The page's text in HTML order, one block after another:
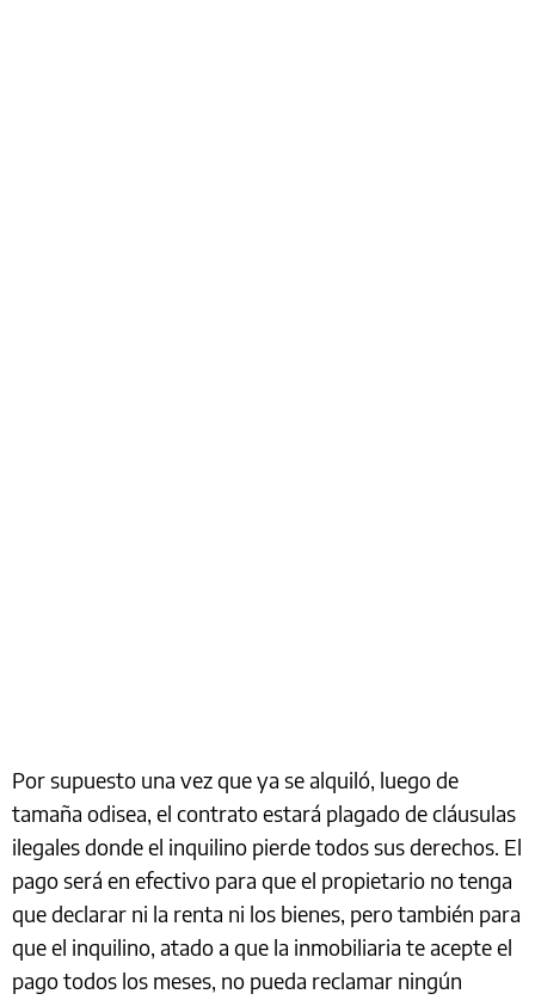
Por supuesto una vez que ya se alquiló, luego de
tamaña odisea, el contrato estará plagado de cláusulas
ilegales donde el inquilino pierde todos sus derechos. El
pago será en efectivo para que el propietario no tenga
que declarar ni la renta ni los bienes, pero también para
que el inquilino, atado a que la inmobiliaria te acepte el
pago todos los meses, no pueda reclamar ningún